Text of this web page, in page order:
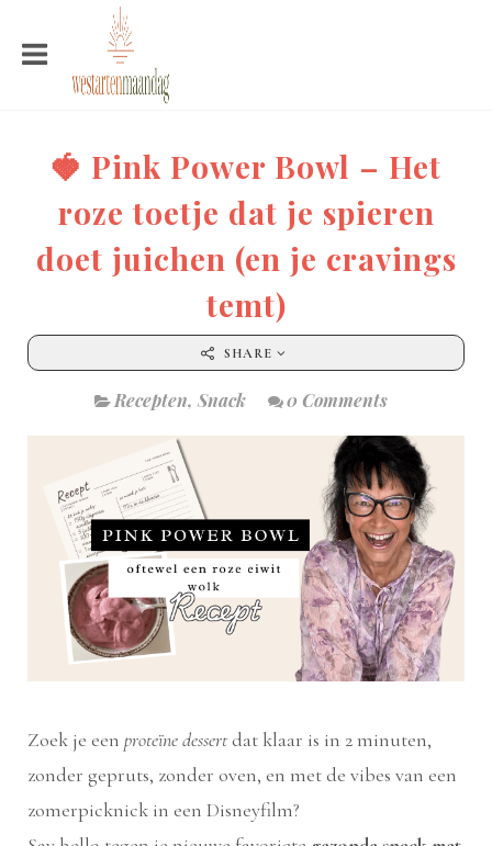
🍓 Pink Power Bowl – Het
roze toetje dat je spieren
doet juichen (en je cravings
temt)
SHARE
Recepten, Snack 0 Comments
Zoek je een proteïne dessertdat klaar is in 2 minuten,
zonder gepruts, zonder oven, en met de vibes van een
zomerpicknick in een Disneyfilm?